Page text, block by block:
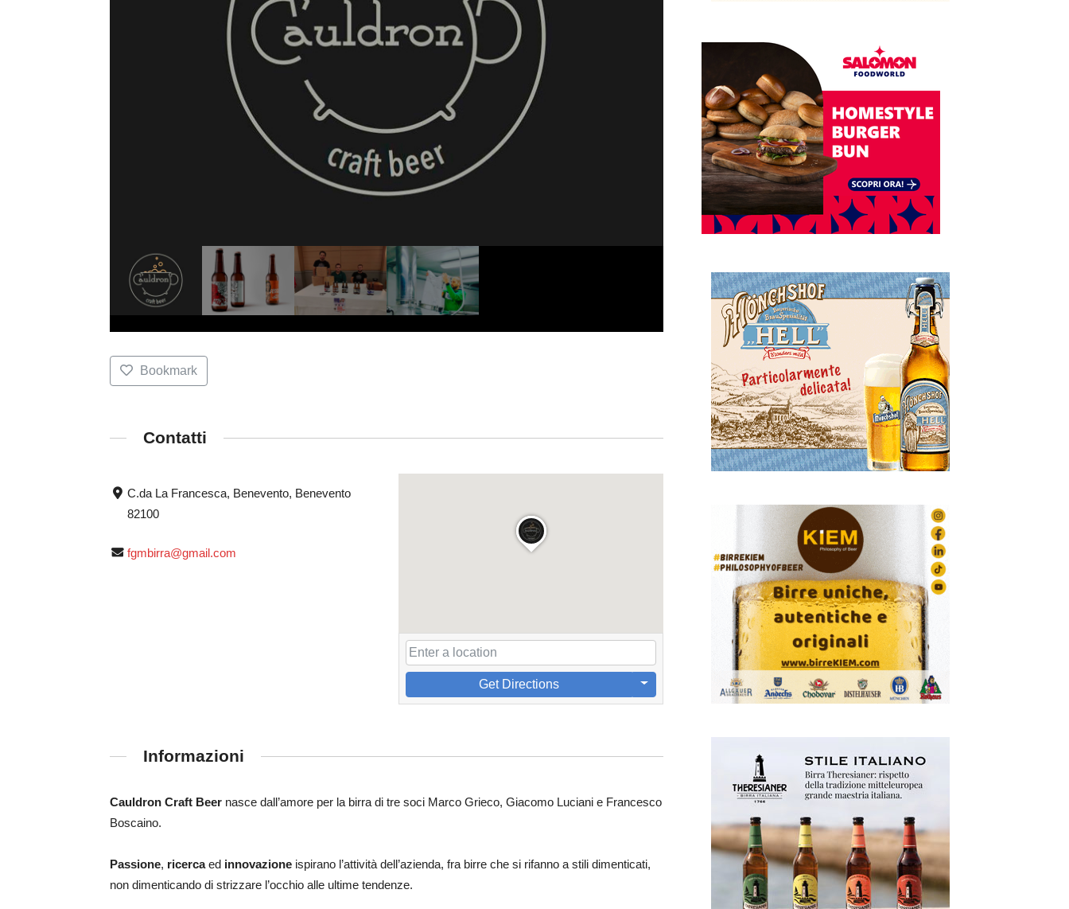
Bookmark
Contatti
C.da La Francesca, Benevento, Benevento
82100
fgmbirra@gmail.com
Get Directions
Informazioni
Cauldron Craft Beer nasce dall’amore per la birra di tre soci Marco Grieco, Giacomo Luciani e Francesco
Boscaino.
Passione, ricercaed innovazione ispirano l’attività dell’azienda, fra birre che si rifanno a stili dimenticati,
non dimenticando di strizzare l’occhio alle ultime tendenze.